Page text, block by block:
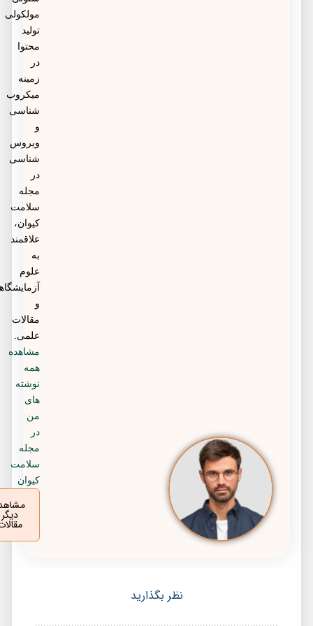
مولکولی
محتوا
میکروب
شناسی
ویروس
شناسی
سلامت
کیوان،
علاقمند
آزمایشگاهی
مقالات
علمی.
مشاهده
نوشته
سلامت
کیوان
مشاهده
مقالات
نظر بگذارید